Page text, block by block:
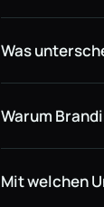
Was
Warum
Mit welchen